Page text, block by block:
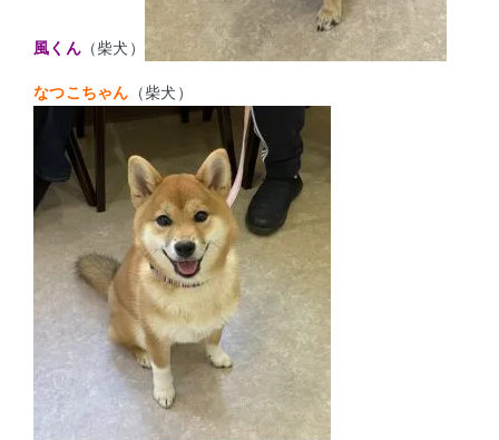
風くん（柴犬）
なつこちゃん （柴犬）